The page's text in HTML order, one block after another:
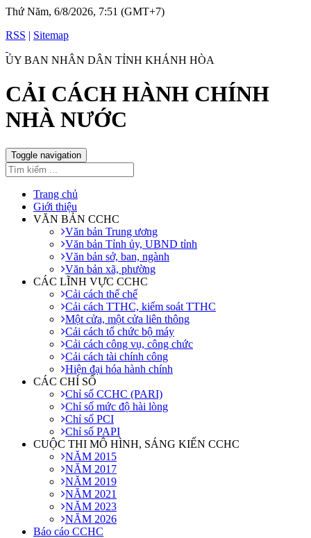
Thứ Năm, 6/8/2026, 7:51 (GMT+7)
RSS | Sitemap
ỦY BAN NHÂN DÂN TỈNH KHÁNH HÒA
CẢI CÁCH HÀNH CHÍNH
NHÀ NƯỚC
Toggle navigation
Trang chủ
Giới thiệu
VĂN BẢN CCHC
Văn bản Trung ương
Văn bản Tỉnh ủy, UBND tỉnh
Văn bản sở, ban, ngành
Văn bản xã, phường
CÁC LĨNH VỰC CCHC
Cải cách thể chế
Cải cách TTHC, kiểm soát TTHC
Một cửa, một cửa liên thông
Cải cách tổ chức bộ máy
Cải cách công vụ, công chức
Cải cách tài chính công
Hiện đại hóa hành chính
CÁC CHỈ SỐ
Chỉ số CCHC (PARI)
Chỉ số mức độ hài lòng
Chỉ số PCI
Chỉ số PAPI
CUỘC THI MÔ HÌNH, SÁNG KIẾN CCHC
NĂM 2015
NĂM 2017
NĂM 2019
NĂM 2021
NĂM 2023
NĂM 2026
Báo cáo CCHC